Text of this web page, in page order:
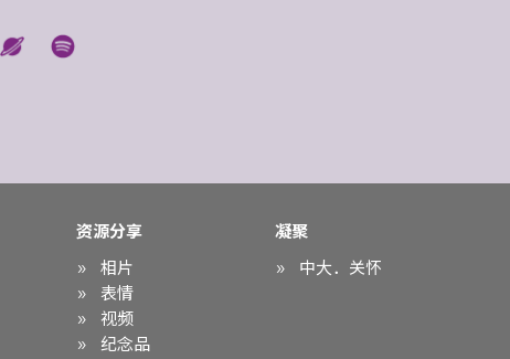
资源分享
相片
表情
视频
纪念品
凝聚
中大．关怀